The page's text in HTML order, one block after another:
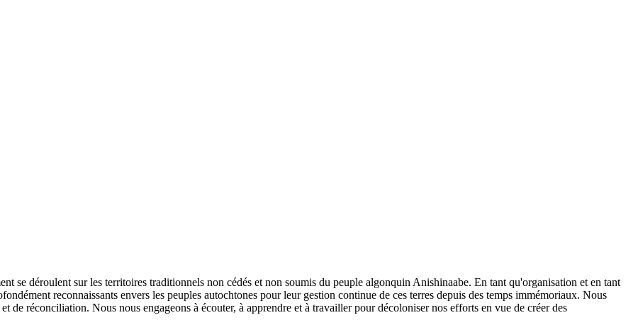
se déroulent sur les territoires traditionnels non cédés et non soumis du peuple algonquin Anishinaabe. En tant qu'organisation et en tant
reconnaissants envers les peuples autochtones pour leur gestion continue de ces terres depuis des temps immémoriaux. Nous
de réconciliation. Nous nous engageons à écouter, à apprendre et à travailler pour décoloniser nos efforts en vue de créer des